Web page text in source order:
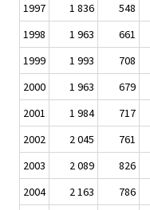
1997
1 836 548
1998
1 963 661
1999
1 993 708
2000
1 963 679
2001
1 984 717
2002
2 045 761
2003
2 089 826
2004
2 163 786